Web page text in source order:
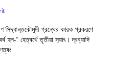
সিদ্ধান্তকৌমুদী গ্রন্থের কারক প্রকরণে
” হেত্বর্থে তৃতীয়া স‍্যাৎ। দ্রব‍্যাদি
…